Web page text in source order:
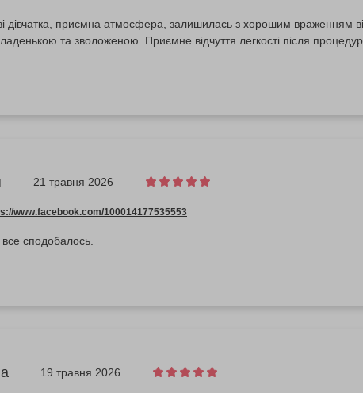
дівчатка, приємна атмосфера, залишилась з хорошим враженням
та зволоженою. Приємне відчуття легкості після
21 травня 2026
www.facebook.com/100014177535553
сподобалось.
19 травня 2026